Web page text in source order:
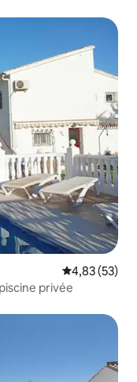
Évaluation
4,83 (53)
privée